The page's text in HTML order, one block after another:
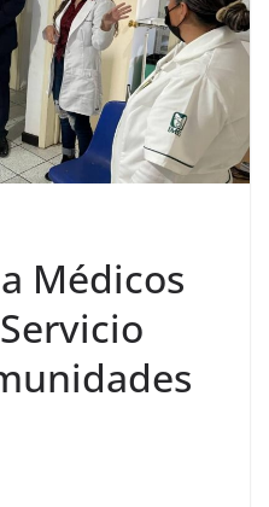
Médicos